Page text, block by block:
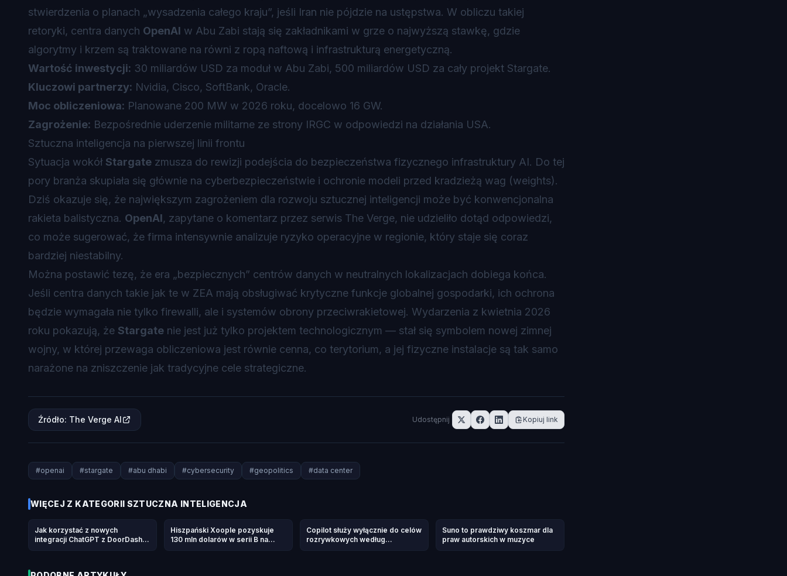
stwierdzenia o planach „wysadzenia całego kraju”, jeśli Iran nie pójdzie na ustępstwa. W obliczu takiej
retoryki, centra danych OpenAI w Abu Zabi stają się zakładnikami w grze o najwyższą stawkę, gdzie
algorytmy i krzem są traktowane na równi z ropą naftową i infrastrukturą energetyczną.
Wartość inwestycji: 30 miliardów USD za moduł w Abu Zabi, 500 miliardów USD za cały projekt Stargate.
Kluczowi partnerzy: Nvidia, Cisco, SoftBank, Oracle.
Moc obliczeniowa: Planowane 200 MW w 2026 roku, docelowo 16 GW.
Zagrożenie: Bezpośrednie uderzenie militarne ze strony IRGC w odpowiedzi na działania USA.
Sztuczna inteligencja na pierwszej linii frontu
Sytuacja wokół Stargate zmusza do rewizji podejścia do bezpieczeństwa fizycznego infrastruktury AI. Do tej
pory branża skupiała się głównie na cyberbezpieczeństwie i ochronie modeli przed kradzieżą wag (weights).
Dziś okazuje się, że największym zagrożeniem dla rozwoju sztucznej inteligencji może być konwencjonalna
rakieta balistyczna. OpenAI, zapytane o komentarz przez serwis The Verge, nie udzieliło dotąd odpowiedzi,
co może sugerować, że firma intensywnie analizuje ryzyko operacyjne w regionie, który staje się coraz
bardziej niestabilny.
Można postawić tezę, że era „bezpiecznych” centrów danych w neutralnych lokalizacjach dobiega końca.
Jeśli centra danych takie jak te w ZEA mają obsługiwać krytyczne funkcje globalnej gospodarki, ich ochrona
będzie wymagała nie tylko firewalli, ale i systemów obrony przeciwrakietowej. Wydarzenia z kwietnia 2026
roku pokazują, że Stargate nie jest już tylko projektem technologicznym — stał się symbolem nowej zimnej
wojny, w której przewaga obliczeniowa jest równie cenna, co terytorium, a jej fizyczne instalacje są tak samo
narażone na zniszczenie jak tradycyjne cele strategiczne.
Źródło: The Verge AI Udostępnij Kopiuj link
#openai #stargate #abu dhabi #cybersecurity #geopolitics #data center
WIĘCEJ Z KATEGORII SZTUCZNA INTELIGENCJA
Jak korzystać z nowych
integracji ChatGPT z DoorDash,
Hiszpański Xoople pozyskuje
130 mln dolarów w serii B na
Copilot służy wyłącznie do celów
rozrywkowych według
Suno to prawdziwy koszmar dla
praw autorskich w muzyce